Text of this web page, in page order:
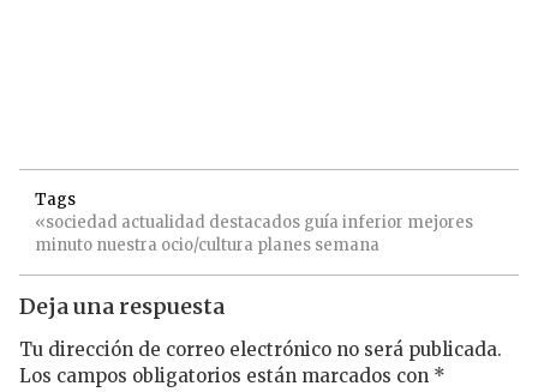
Tags
«sociedad actualidad destacados guía inferior mejores
minuto nuestra ocio/cultura planes semana
Deja una respuesta
Tu dirección de correo electrónico no será publicada.
Los campos obligatorios están marcados con *